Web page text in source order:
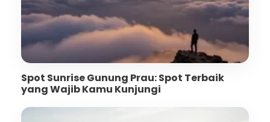
Spot Sunrise Gunung Prau: Spot Terbaik
yang Wajib Kamu Kunjungi